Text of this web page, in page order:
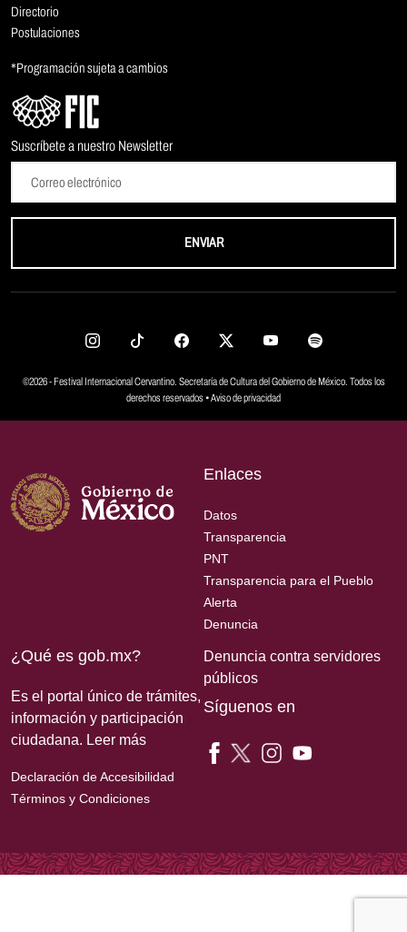
Directorio
Postulaciones
*Programación sujeta a cambios
Suscríbete a nuestro Newsletter
ENVIAR
©2026 - Festival Internacional Cervantino. Secretaría de Cultura del Gobierno de México. Todos los
derechos reservados •Aviso de privacidad
Enlaces
Datos
Transparencia
PNT
Transparencia para el Pueblo
Alerta
Denuncia
¿Qué es gob.mx?
Es el portal único de trámites,
información y participación
ciudadana. Leer más
Declaración de Accesibilidad
Términos y Condiciones
Denuncia contra servidores
públicos
Síguenos en